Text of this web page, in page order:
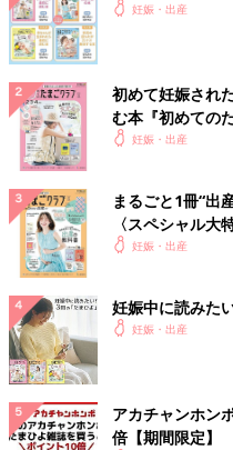
妊娠・出産
初めて妊娠され
む本『初めての
妊娠・出産
まるごと1冊“出
〈スペシャル
妊娠・出産
妊娠中に読みた
妊娠・出産
アカチャンホン
倍【期間限定】